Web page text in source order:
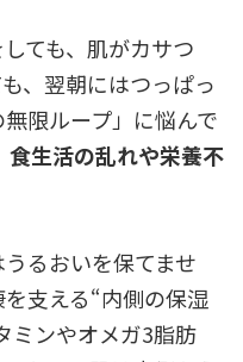
ても、肌がカサつ
、翌朝にはつっぱっ
限ループ」に悩んで
食生活の乱れや栄養不
るおいを保てませ
支える“内側の保湿
ミンやオメガ3脂肪